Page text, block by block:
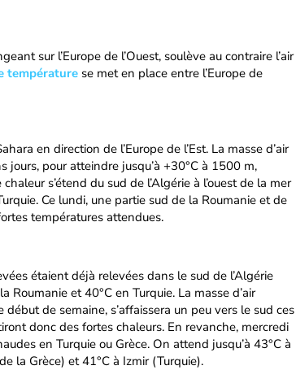
sur l’Europe de l’Ouest, soulève au contraire l’air
température se met en place entre l’Europe de
en direction de l’Europe de l’Est. La masse d’air
pour atteindre jusqu’à +30°C à 1500 m,
s’étend du sud de l’Algérie à l’ouest de la mer
Ce lundi, une partie sud de la Roumanie et de
températures attendues.
étaient déjà relevées dans le sud de l’Algérie
Roumanie et 40°C en Turquie. La masse d’air
de semaine, s’affaissera un peu vers le sud ces
donc des fortes chaleurs. En revanche, mercredi
en Turquie ou Grèce. On attend jusqu’à 43°C à
la Grèce) et 41°C à Izmir (Turquie).